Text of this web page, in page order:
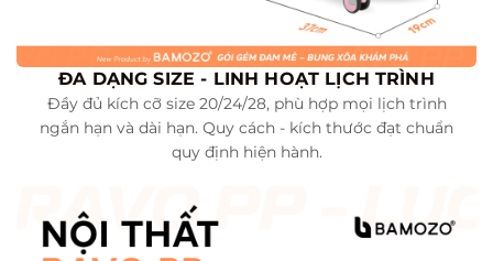
ĐA DẠNG SIZE - LINH HOẠT LỊCH TRÌNH
Đầy đủ kích cỡ size 20/24/28, phù hợp mọi lịch trình
ngắn hạn và dài hạn. Quy cách - kích thước đạt chuẩn
quy định hiện hành.